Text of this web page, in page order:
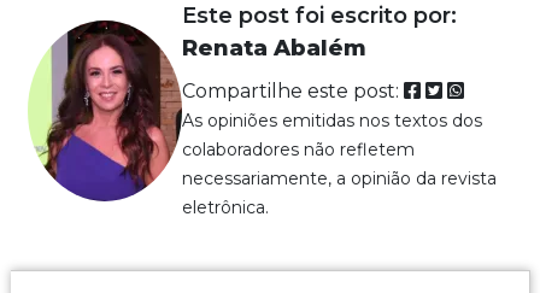
Este post foi escrito por:
Renata Abalém
Compartilhe este post:
As opiniões emitidas nos textos dos
colaboradores não refletem
necessariamente, a opinião da revista
eletrônica.